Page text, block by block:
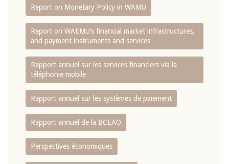
Report on Monetary Policy in WAMU
Report on WAEMU’s financial market infrastructures,
and payment instruments and services
Rapport annuel sur les services financiers via la
téléphonie mobile
Rapport annuel sur les systèmes de paiement
Rapport annuel de la BCEAO
Perspectives économiques